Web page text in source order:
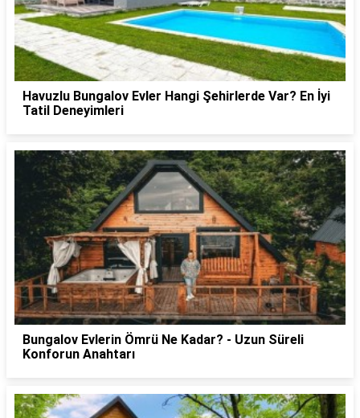
Havuzlu Bungalov Evler Hangi Şehirlerde Var? En İyi
Tatil Deneyimleri
Bungalov Evlerin Ömrü Ne Kadar? - Uzun Süreli
Konforun Anahtarı